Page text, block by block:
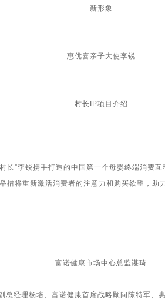
新形象
惠优喜亲子大使李锐
村长IP项目介绍
”李锐携手打造的中国第一个母婴终端消费
将重新激活消费者的注意力和购买欲望，助
富诺健康市场中心总监谌琦
理杨培、富诺健康首席战略顾问陈特军、